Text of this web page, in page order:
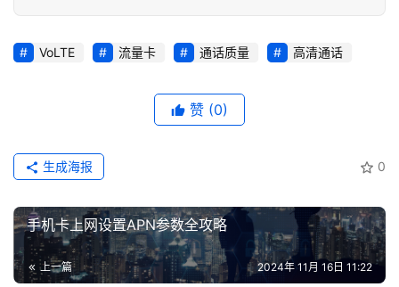
荐
证
增
值
业
务
VoLTE 流量卡 通话质量 高清通话
赞 (0)
0
生成海报
手机卡上网设置APN参数全攻略
上一篇 2024年 11月 16日 11:22